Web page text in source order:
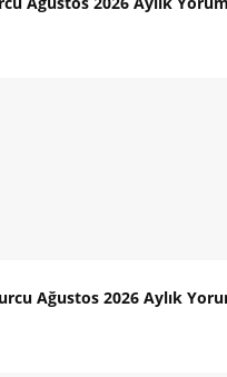
Ağustos 2026 Aylık